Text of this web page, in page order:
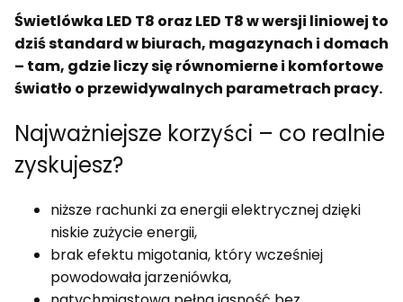
Świetlówka LED T8 oraz LED T8 w wersji liniowej to
dziś standard w biurach, magazynach i domach
– tam, gdzie liczy się równomierne i komfortowe
światło o przewidywalnych parametrach pracy.
Najważniejsze korzyści – co realnie
zyskujesz?
niższe rachunki za energii elektrycznej dzięki
niskie zużycie energii,
brak efektu migotania, który wcześniej
powodowała jarzeniówka,